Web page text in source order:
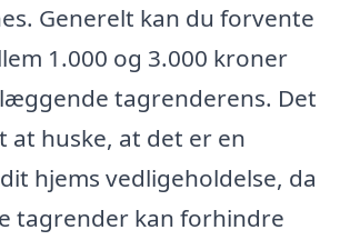
Generelt kan du forvente
1.000 og 3.000 kroner
tagrenderens. Det
at huske, at det er en
hjems vedligeholdelse, da
tagrender kan forhindre